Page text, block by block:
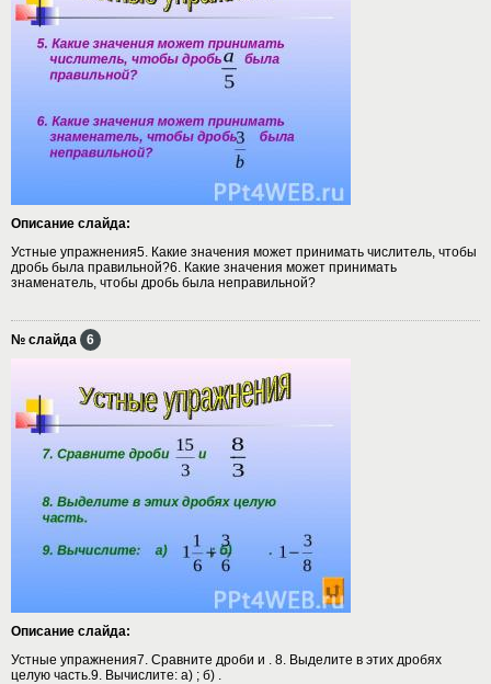
Описание слайда:
Устные упражнения5. Какие значения может принимать числитель, чтобы
дробь была правильной?6. Какие значения может принимать
знаменатель, чтобы дробь была неправильной?
№ слайда 6
Описание слайда:
Устные упражнения7. Сравните дроби и . 8. Выделите в этих дробях
целую часть.9. Вычислите: а) ; б) .